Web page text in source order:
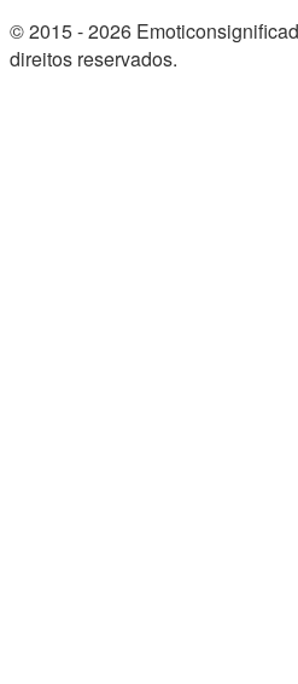
© 2015 - 2026
direitos reservados.